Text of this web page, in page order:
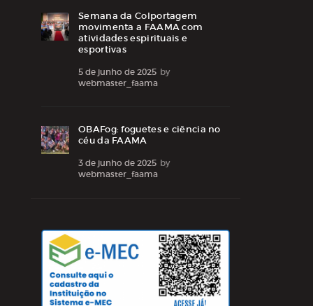
Semana da Colportagem
movimenta a FAAMA com
atividades espirituais e
esportivas
5 de junho de 2025 by
webmaster_faama
OBAFog: foguetes e ciência no
céu da FAAMA
3 de junho de 2025 by
webmaster_faama